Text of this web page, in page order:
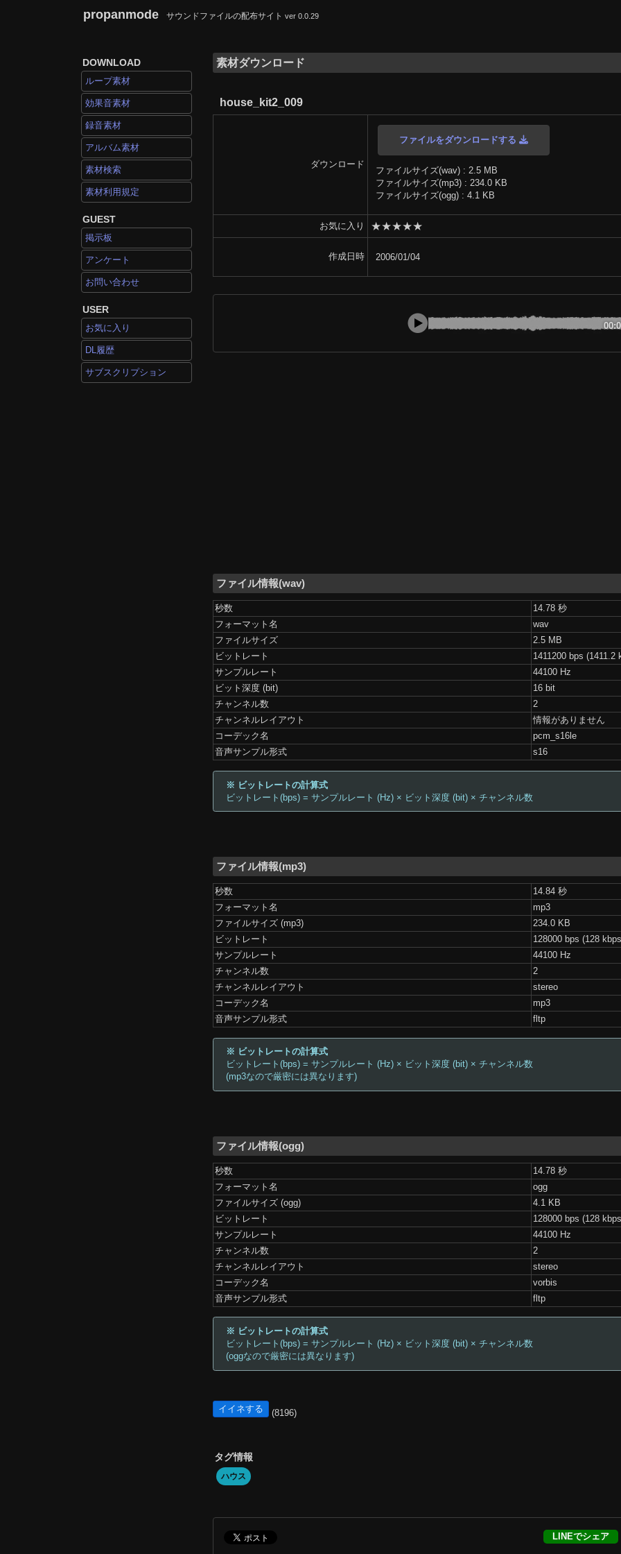
propanmode サウンドファイルの配布サイト ver 0.0.29
DOWNLOAD
ループ素材
効果音素材
録音素材
アルバム素材
素材検索
素材利用規定
GUEST
掲示板
アンケート
お問い合わせ
USER
お気に入り
DL履歴
サブスクリプション
素材ダウンロード
house_kit2_009
ダウンロード
ファイルをダウンロードする
ファイルサイズ(wav) : 2.5 MB
ファイルサイズ(mp3) : 234.0 KB
ファイルサイズ(ogg) : 4.1 KB
お気に入り ★★★★★
作成日時 2006/01/04
ファイル情報(wav)
秒数
14.78 秒
フォーマット名
wav
ファイルサイズ
2.5 MB
ビットレート
1411200 bps (1411.2
サンプルレート
44100 Hz
ビット深度 (bit)
16 bit
チャンネル数
2
チャンネルレイアウト
情報がありません
コーデック名
pcm_s16le
音声サンプル形式
s16
※ ビットレートの計算式
ビットレート(bps) = サンプルレート (Hz) × ビット深度 (bit) × チャンネル数
ファイル情報(mp3)
秒数
14.84 秒
フォーマット名
mp3
ファイルサイズ (mp3)
234.0 KB
ビットレート
128000 bps (128
サンプルレート
44100 Hz
チャンネル数
2
チャンネルレイアウト
stereo
コーデック名
mp3
音声サンプル形式
fltp
※ ビットレートの計算式
ビットレート(bps) = サンプルレート (Hz) × ビット深度 (bit) × チャンネル数
(mp3なので厳密には異なります)
ファイル情報(ogg)
秒数
14.78 秒
フォーマット名
ogg
ファイルサイズ (ogg)
4.1 KB
ビットレート
128000 bps (128
サンプルレート
44100 Hz
チャンネル数
2
チャンネルレイアウト
stereo
コーデック名
vorbis
音声サンプル形式
fltp
※ ビットレートの計算式
ビットレート(bps) = サンプルレート (Hz) × ビット深度 (bit) × チャンネル数
(oggなので厳密には異なります)
イイネする (8196)
タグ情報
ハウス
LINEでシェア